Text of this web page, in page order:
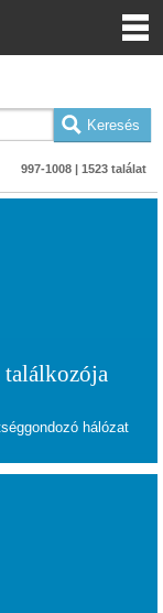
997-1008 | 1523 találat
találkozója
hálózat